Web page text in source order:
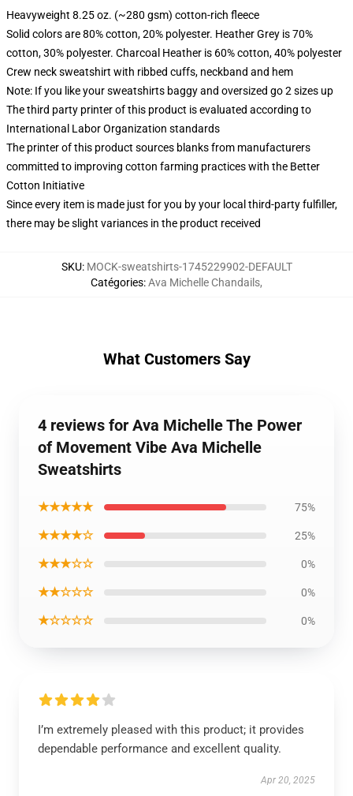
Heavyweight 8.25 oz. (~280 gsm) cotton-rich fleece
Solid colors are 80% cotton, 20% polyester. Heather Grey is 70%
cotton, 30% polyester. Charcoal Heather is 60% cotton, 40% polyester
Crew neck sweatshirt with ribbed cuffs, neckband and hem
Note: If you like your sweatshirts baggy and oversized go 2 sizes up
The third party printer of this product is evaluated according to
International Labor Organization standards
The printer of this product sources blanks from manufacturers
committed to improving cotton farming practices with the Better
Cotton Initiative
Since every item is made just for you by your local third-party fulfiller,
there may be slight variances in the product received
SKU: MOCK-sweatshirts-1745229902-DEFAULT
Catégories:Ava Michelle Chandails,
What Customers Say
4 reviews for Ava Michelle The Power
of Movement Vibe Ava Michelle
Sweatshirts
★★★★★ 75%
★★★★☆ 25%
★★★☆☆ 0%
★★☆☆☆ 0%
★☆☆☆☆ 0%
I’m extremely pleased with this product; it provides
dependable performance and excellent quality.
Apr 20, 2025